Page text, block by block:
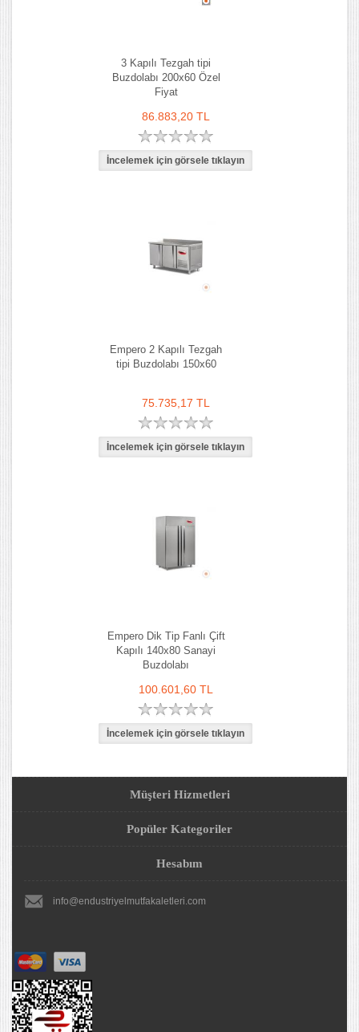
3 Kapılı Tezgah tipi
Buzdolabı 200x60 Özel
Fiyat
86.883,20 TL
Empero 2 Kapılı Tezgah
tipi Buzdolabı 150x60
75.735,17 TL
Empero Dik Tip Fanlı Çift
Kapılı 140x80 Sanayi
Buzdolabı
100.601,60 TL
Müşteri Hizmetleri
Popüler Kategoriler
Hesabım
info@endustriyelmutfakaletleri.com